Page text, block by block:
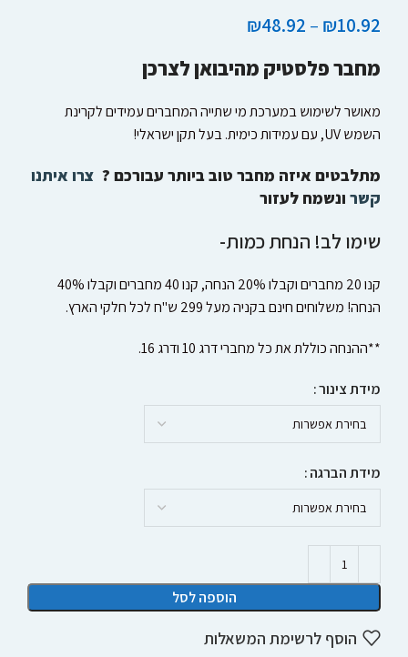
₪10.92
–
₪48.92
מחבר פלסטיק מהיבואן לצרכן
מאושר לשימוש במערכת מי שתייה המחברים עמידים לקרינת
השמש UV, עם עמידות כימית. בעל תקן ישראלי!
מתלבטים איזה מחבר טוב ביותר עבורכם ? צרו איתנו
קשר ונשמח לעזור
שימו לב! הנחת כמות-
קנו 20 מחברים וקבלו 20% הנחה, קנו 40 מחברים וקבלו 40%
הנחה! משלוחים חינם בקניה מעל 299 ש"ח לכל חלקי הארץ.
**ההנחה כוללת את כל מחברי דרג 10 ודרג 16.
מידת צינור
מידת הברגה
הוספה לסל
הוסף לרשימת המשאלות